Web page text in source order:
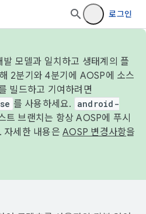
로그인
모델과 일치하고 생태계의 플
2분기와 4분기에 AOSP에 소스
빌드하고 기여하려면
를 사용하세요.
android-
트 브랜치는 항상 AOSP에 푸시
자세한 내용은 AOSP 변경사항을